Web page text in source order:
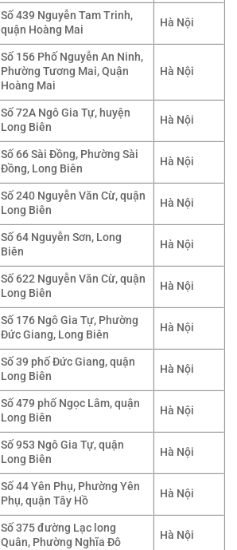
Số 439 Nguyễn Tam Trinh,
quận Hoàng Mai
Hà Nội
Số 156 Phố Nguyễn An Ninh,
Phường Tương Mai, Quận
Hoàng Mai
Hà Nội
Số 72A Ngô Gia Tự, huyện
Long Biên
Hà Nội
Số 66 Sài Đồng, Phường Sài
Đồng, Long Biên
Hà Nội
Số 240 Nguyễn Văn Cừ, quận
Long Biên
Hà Nội
Số 64 Nguyễn Sơn, Long
Biên
Hà Nội
Số 622 Nguyễn Văn Cừ, quận
Long Biên
Hà Nội
Số 176 Ngô Gia Tự, Phường
Đức Giang, Long Biên
Hà Nội
Số 39 phố Đức Giang, quận
Long Biên
Hà Nội
Số 479 phố Ngọc Lâm, quận
Long Biên
Hà Nội
Số 953 Ngô Gia Tự, quận
Long Biên
Hà Nội
Số 44 Yên Phụ, Phường Yên
Phụ, quận Tây Hồ
Hà Nội
Số 375 đường Lạc long
Quân, Phường Nghĩa Đô
Hà Nội